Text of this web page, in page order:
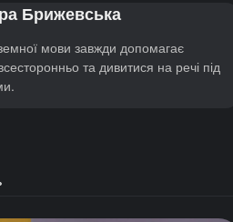
Брижевська
мови завжди допомагає
та дивитися на речі під